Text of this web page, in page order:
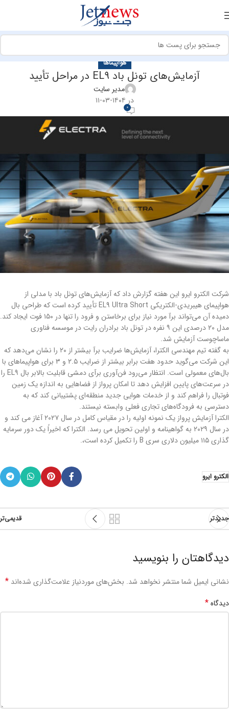
هواپیماها
آزمایش‌های تونل باد EL9 در مراحل تأیید
مدیر سایت
در ۱۴۰۴-۰۳-۱۱
0
شرکت الکترو ایرو این هفته گزارش داد که آزمایش‌های تونل باد با مدلی از
هواپیمای هیبریدی-الکتریکی EL9 Ultra Short تأیید کرده است که طراحی بال
دمیده آن می‌تواند برآ مورد نیاز برای برخاستن و فرود را تنها در ۱۵۰ فوت ایجاد کند.
مدل ۲۰ درصدی این ۹ نفره در تونل باد برادران رایت در موسسه فناوری
ماساچوست آزمایش شد.
به گفته تیم مهندسی الکترا، آزمایش‌ها ضرایب برآ بیشتر از ۲۰ را نشان می‌دهد که
این شرکت می‌گوید حدود هفت برابر بیشتر از ضرایب ۲.۵ و ۳ برای هواپیماهای با
بال‌های معمولی است. انتظار می‌رود فن‌آوری برآی دمشی قابلیت بالابر بال EL9 را
در سرعت‌های پایین افزایش دهد تا امکان پرواز از فضاهایی به اندازه یک زمین
فوتبال را فراهم کند و از خدمات هوایی جدید منطقه‌ای پشتیبانی کند که به
دسترسی به فرودگاه‌های تجاری فعلی وابسته نیستند.
الکترا آزمایش پرواز یک نمونه اولیه را در مقیاس کامل در سال ۲۰۲۷ آغاز می کند و
در سال ۲۰۲۹ به گواهینامه و اولین تحویل می رسد. الکترا که اخیراً یک دور سرمایه
گذاری ۱۱۵ میلیون دلاری سری B را تکمیل کرده است،.
الکترو ایرو
جدیدتر قدیمی‌تر
دیدگاهتان را بنویسید
نشانی ایمیل شما منتشر نخواهد شد. بخش‌های موردنیاز علامت‌گذاری شده‌اند *
دیدگاه*